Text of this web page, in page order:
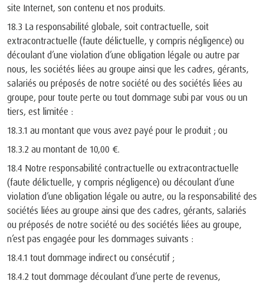
site Internet, son contenu et nos produits.
18.3 La responsabilité globale, soit contractuelle, soit
extracontractuelle (faute délictuelle, y compris négligence) ou
découlant d’une violation d’une obligation légale ou autre par
nous, les sociétés liées au groupe ainsi que les cadres, gérants,
salariés ou préposés de notre société ou des sociétés liées au
groupe, pour toute perte ou tout dommage subi par vous ou un
tiers, est limitée :
18.3.1 au montant que vous avez payé pour le produit ; ou
18.3.2 au montant de 10,00 €.
18.4 Notre responsabilité contractuelle ou extracontractuelle
(faute délictuelle, y compris négligence) ou découlant d’une
violation d’une obligation légale ou autre, ou la responsabilité des
sociétés liées au groupe ainsi que des cadres, gérants, salariés
ou préposés de notre société ou des sociétés liées au groupe,
n’est pas engagée pour les dommages suivants :
18.4.1 tout dommage indirect ou consécutif ;
18.4.2 tout dommage découlant d’une perte de revenus,